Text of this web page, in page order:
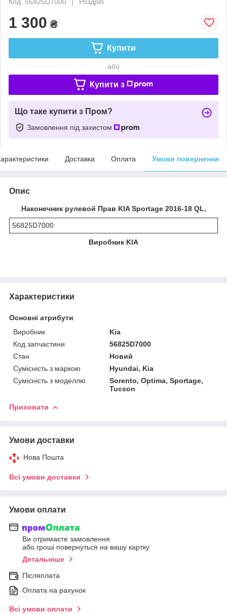
1 300 ₴
Купити
або
Купити з
Що таке купити з Пром?
Замовлення під захистом
Доставка Оплата Умови повернення
Опис
Наконечник рулевой Прав KIA Sportage 2016-18 QL,
56825D7000
Виробник KIA
Характеристики
Основні атрибути
Виробник
Kia
Код запчастини
56825D7000
Стан
Новий
Сумісність з маркою
Hyundai, Kia
Сумісність з моделлю
Sorento, Optima, Sportage,
Tucson
Приховати
Умови доставки
Нова Пошта
Всі умови доставки
Умови оплати
Ви отримаєте замовлення
або гроші повернуться на вашу картку
Детальніше
Післяплата
Оплата на рахунок
Всі умови оплати